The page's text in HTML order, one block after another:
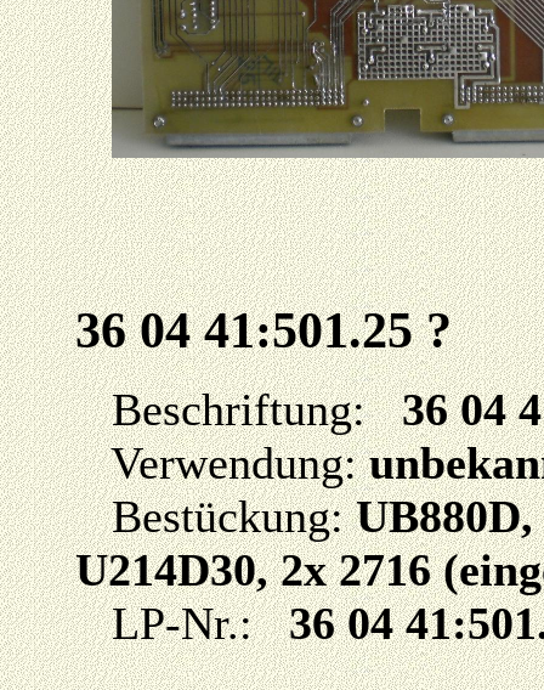
36 04 41:501.25 ?
Beschriftung:36 04
Verwendung:
Bestückung:
U214D30, 2x 2716
LP-Nr.:36 04